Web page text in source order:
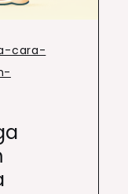
cara-